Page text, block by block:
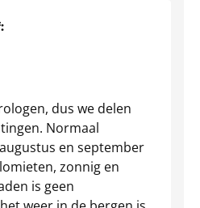
dus we delen
Normaal
en september
zonnig en
is geen